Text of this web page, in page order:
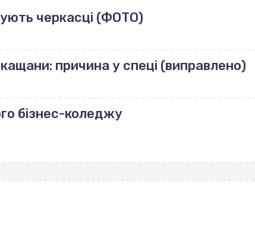
черкасці (ФОТО)
причина у спеці (виправлено)
бізнес-коледжу